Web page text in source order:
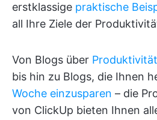
erstklassige praktische
all Ihre Ziele der
Von Blogs über
bis hin zu Blogs, die Ihnen
Woche einzusparen – die
von ClickUp bieten Ihnen